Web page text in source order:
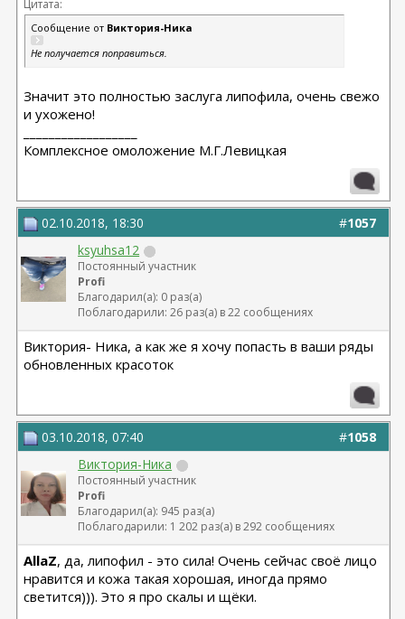
Цитата:
Сообщение от Виктория-Ника
Не получается поправиться.
Значит это полностью заслуга липофила, очень свежо
и ухожено!
Комплексное омоложение М.Г.Левицкая
#1057
02.10.2018, 18:30
ksyuhsa12
Постоянный участник
Profi
Благодарил(а): 0 раз(а)
Поблагодарили: 26 раз(а) в 22 сообщениях
Виктория- Ника, а как же я хочу попасть в ваши ряды
обновленных красоток
#1058
03.10.2018, 07:40
Виктория-Ника
Постоянный участник
Profi
Благодарил(а): 945 раз(а)
Поблагодарили: 1 202 раз(а) в 292 сообщениях
AllaZ, да, липофил - это сила! Очень сейчас своё лицо
нравится и кожа такая хорошая, иногда прямо
светится))). Это я про скалы и щёки.